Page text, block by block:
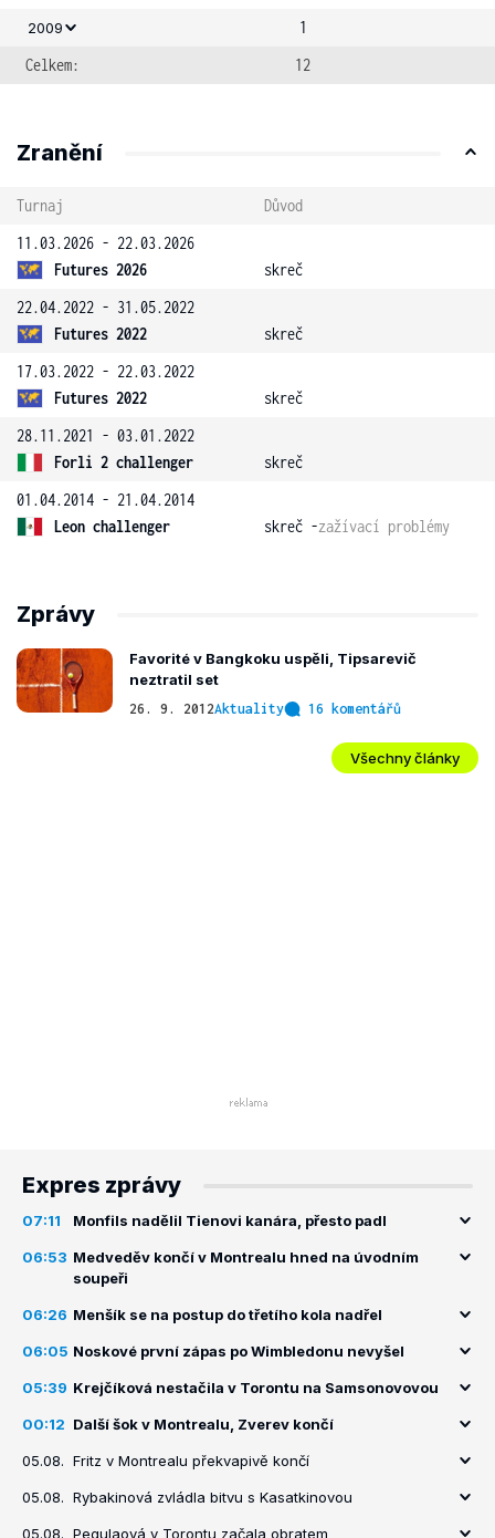
2009
1
Celkem:
12
Zranění
Turnaj
Důvod
11.03.2026 - 22.03.2026
Futures 2026
skreč
22.04.2022 - 31.05.2022
Futures 2022
skreč
17.03.2022 - 22.03.2022
Futures 2022
skreč
28.11.2021 - 03.01.2022
Forli 2 challenger
skreč
01.04.2014 - 21.04.2014
Leon challenger
skreč -zažívací problémy
Zprávy
Favorité v Bangkoku uspěli, Tipsarevič
neztratil set
26. 9. 2012Aktuality 16 komentářů
Všechny články
Expres zprávy
07:11 Monfils nadělil Tienovi kanára, přesto padl
06:53 Medveděv končí v Montrealu hned na úvodním
soupeři
06:26 Menšík se na postup do třetího kola nadřel
06:05 Noskové první zápas po Wimbledonu nevyšel
05:39 Krejčíková nestačila v Torontu na Samsonovovou
00:12 Další šok v Montrealu, Zverev končí
05.08. Fritz v Montrealu překvapivě končí
05.08. Rybakinová zvládla bitvu s Kasatkinovou
05.08. Pegulaová v Torontu začala obratem